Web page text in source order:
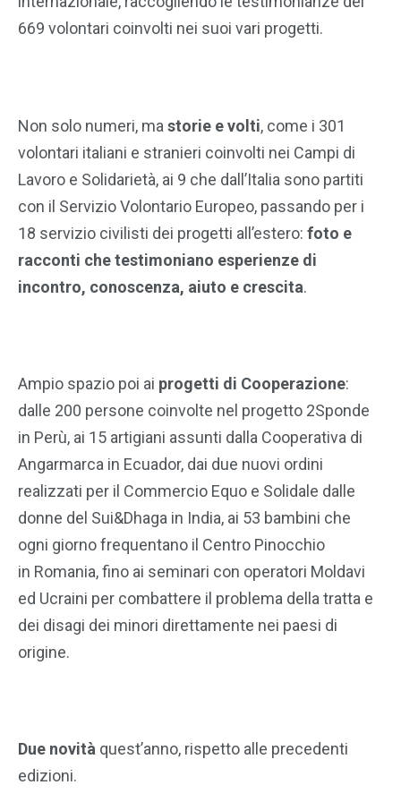
669 volontari coinvolti nei suoi vari progetti.
Non solo numeri, ma storie e volti, come i 301
volontari italiani e stranieri coinvolti nei Campi di
Lavoro e Solidarietà, ai 9 che dall’Italia sono partiti
con il Servizio Volontario Europeo, passando per i
18 servizio civilisti dei progetti all’estero: foto e
racconti che testimoniano esperienze di
incontro, conoscenza, aiuto e crescita.
Ampio spazio poi ai progetti di Cooperazione:
dalle 200 persone coinvolte nel progetto 2Sponde
in Perù, ai 15 artigiani assunti dalla Cooperativa di
Angarmarca in Ecuador, dai due nuovi ordini
realizzati per il Commercio Equo e Solidale dalle
donne del Sui&Dhaga in India, ai 53 bambini che
ogni giorno frequentano il Centro Pinocchio
in Romania, fino ai seminari con operatori Moldavi
ed Ucraini per combattere il problema della tratta e
dei disagi dei minori direttamente nei paesi di
origine.
Due novità quest’anno, rispetto alle precedenti
edizioni.